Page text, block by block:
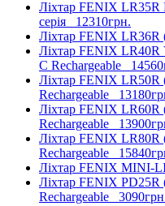
Ліхтар FENIX LR35R
серія 12310грн.
Ліхтар FENIX
Ліхтар FENIX LR40R
C Rechargeable
Ліхтар FENIX LR50R
Rechargeable
Ліхтар FENIX LR60R
Rechargeable
Ліхтар FENIX LR80R
Rechargeable
Ліхтар FENIX MINI-
Ліхтар FENIX PD25R
Rechargeable